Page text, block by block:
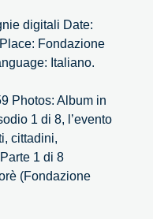
digitali Date:
Fondazione
Italiano.
Photos: Album in
1 di 8, l’evento
cittadini,
1 di 8
(Fondazione